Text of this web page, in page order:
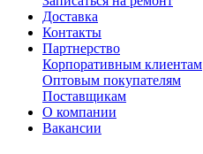
Доставка
Контакты
Партнерство
Корпоративным клиентам
Оптовым покупателям
Поставщикам
О компании
Вакансии